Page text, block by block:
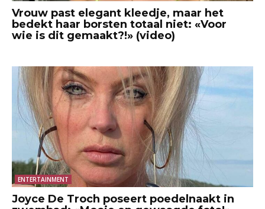
Vrouw past elegant kleedje, maar het
bedekt haar borsten totaal niet: «Voor
wie is dit gemaakt?!» (video)
ENTERTAINMENT
Joyce De Troch poseert poedelnaakt in